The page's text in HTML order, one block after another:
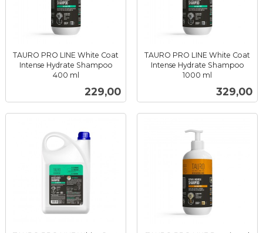
TAURO PRO LINE White Coat
Intense Hydrate Shampoo
400 ml
Pris
229,00
TAURO PRO LINE White Coat
Intense Hydrate Shampoo
1000 ml
Pris
329,00